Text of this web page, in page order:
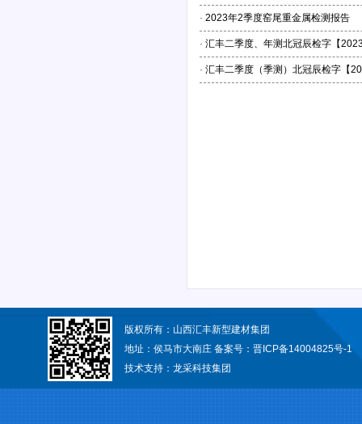
· 2023年2季度窑尾重金属检测报告
· 汇丰二季度、年测北冠辰检字【
· 汇丰二季度（季测）北冠辰检字【
版权所有：山西汇丰新型建材集团
地址：侯马市大南庄 备案号： 晋ICP备14004825号-1
技术支持： 龙采科技集团